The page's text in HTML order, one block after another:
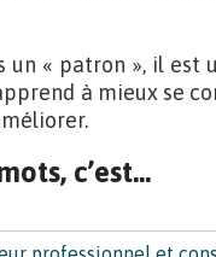
un « patron », il est
à mieux se
c’est…